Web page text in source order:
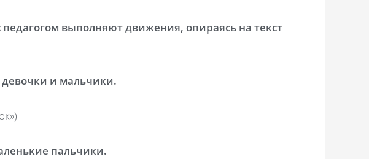
выполняют движения, опираясь на текст
и мальчики.
пальчики.